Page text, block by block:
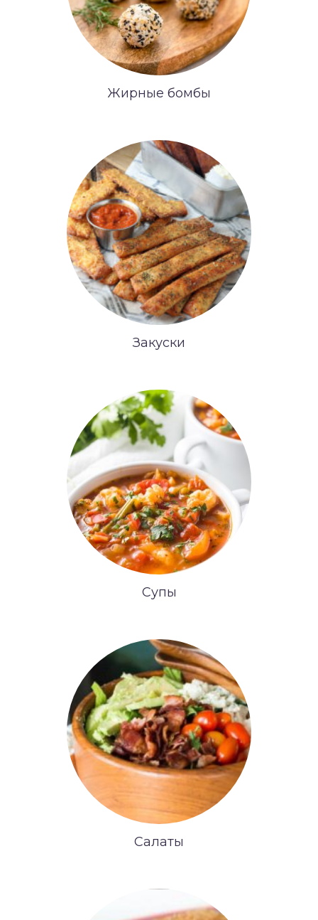
Жирные бомбы
Закуски
Супы
Салаты